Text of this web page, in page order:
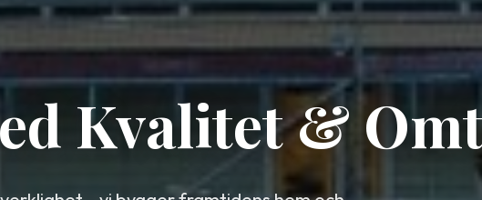
Kvalitet &